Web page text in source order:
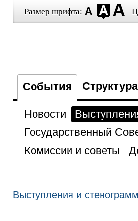
Размер шрифта:
События Структура
Новости
Государственный
Комиссии и советы
Выступления и